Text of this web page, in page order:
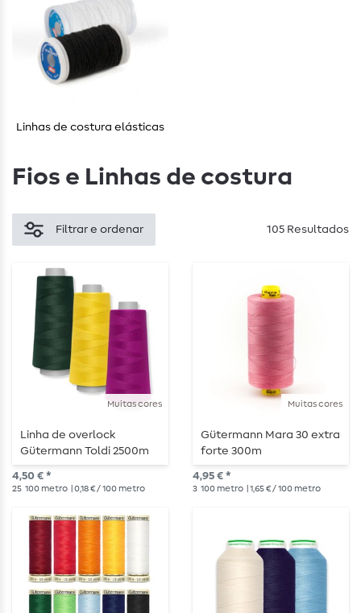
Linhas de costura elásticas
Fios e Linhas de costura
Filtrar e ordenar 105 Resultados
Muitas cores
Linha de overlock
Gütermann Toldi 2500m
4,50 € *
25 100 metro | 0,18 € / 100 metro
Muitas cores
Gütermann Mara 30 extra
forte 300m
4,95 € *
3 100 metro | 1,65 € / 100 metro